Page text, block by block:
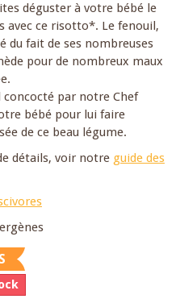
déguster à votre bébé le
avec ce risotto*. Le fenouil,
du fait de ses nombreuses
pour de nombreux maux
par notre Chef
bébé pour lui faire
de ce beau légume.
détails, voir notre guide des